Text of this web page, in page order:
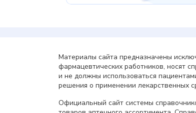
Материалы сайта предназначены
фармацевтических работников, носят
и не должны использоваться
решения о применении лекарственных
Официальный сайт системы